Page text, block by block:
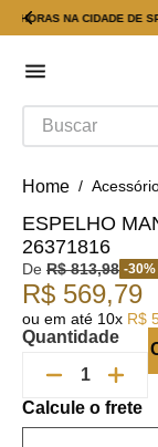
Buscar
ESPELHO
26371816
De R$ 813,98 -30%
R$ 569,79
ou em até 10x R$
Quantidade